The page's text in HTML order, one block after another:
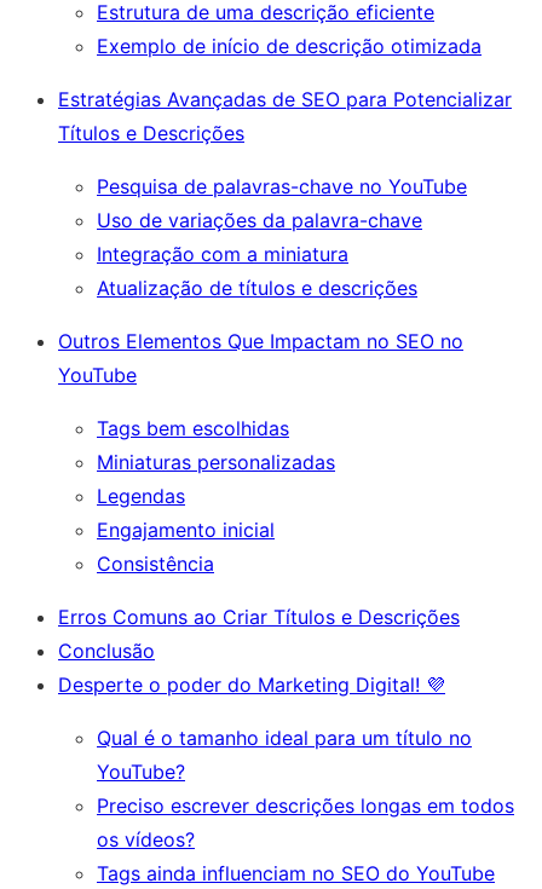
Estrutura de uma descrição eficiente
Exemplo de início de descrição otimizada
Estratégias Avançadas de SEO para Potencializar
Títulos e Descrições
Pesquisa de palavras-chave no YouTube
Uso de variações da palavra-chave
Integração com a miniatura
Atualização de títulos e descrições
Outros Elementos Que Impactam no SEO no
YouTube
Tags bem escolhidas
Miniaturas personalizadas
Legendas
Engajamento inicial
Consistência
Erros Comuns ao Criar Títulos e Descrições
Conclusão
Desperte o poder do Marketing Digital! 💜
Qual é o tamanho ideal para um título no
YouTube?
Preciso escrever descrições longas em todos
os vídeos?
Tags ainda influenciam no SEO do YouTube